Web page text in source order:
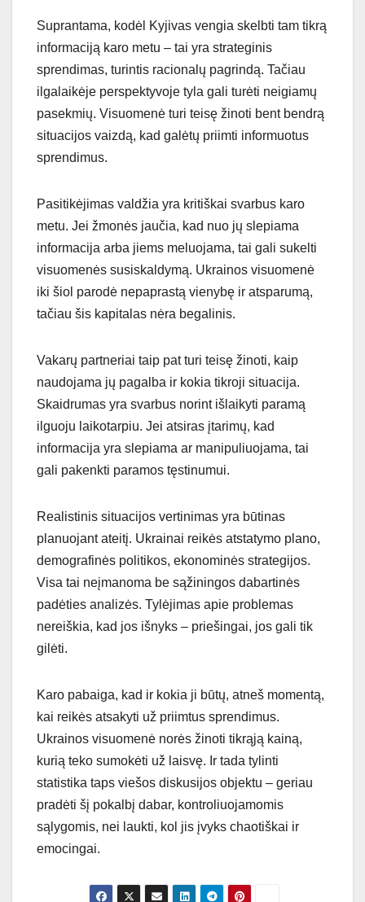
Suprantama, kodėl Kyjivas vengia skelbti tam tikrą
informaciją karo metu – tai yra strateginis
sprendimas, turintis racionalų pagrindą. Tačiau
ilgalaikėje perspektyvoje tyla gali turėti neigiamų
pasekmių. Visuomenė turi teisę žinoti bent bendrą
situacijos vaizdą, kad galėtų priimti informuotus
sprendimus.
Pasitikėjimas valdžia yra kritiškai svarbus karo
metu. Jei žmonės jaučia, kad nuo jų slepiama
informacija arba jiems meluojama, tai gali sukelti
visuomenės susiskaldymą. Ukrainos visuomenė
iki šiol parodė nepaprastą vienybę ir atsparumą,
tačiau šis kapitalas nėra begalinis.
Vakarų partneriai taip pat turi teisę žinoti, kaip
naudojama jų pagalba ir kokia tikroji situacija.
Skaidrumas yra svarbus norint išlaikyti paramą
ilguoju laikotarpiu. Jei atsiras įtarimų, kad
informacija yra slepiama ar manipuliuojama, tai
gali pakenkti paramos tęstinumui.
Realistinis situacijos vertinimas yra būtinas
planuojant ateitį. Ukrainai reikės atstatymo plano,
demografinės politikos, ekonominės strategijos.
Visa tai neįmanoma be sąžiningos dabartinės
padėties analizės. Tylėjimas apie problemas
nereiškia, kad jos išnyks – priešingai, jos gali tik
gilėti.
Karo pabaiga, kad ir kokia ji būtų, atneš momentą,
kai reikės atsakyti už priimtus sprendimus.
Ukrainos visuomenė norės žinoti tikrąją kainą,
kurią teko sumokėti už laisvę. Ir tada tylinti
statistika taps viešos diskusijos objektu – geriau
pradėti šį pokalbį dabar, kontroliuojamomis
sąlygomis, nei laukti, kol jis įvyks chaotiškai ir
emocingai.